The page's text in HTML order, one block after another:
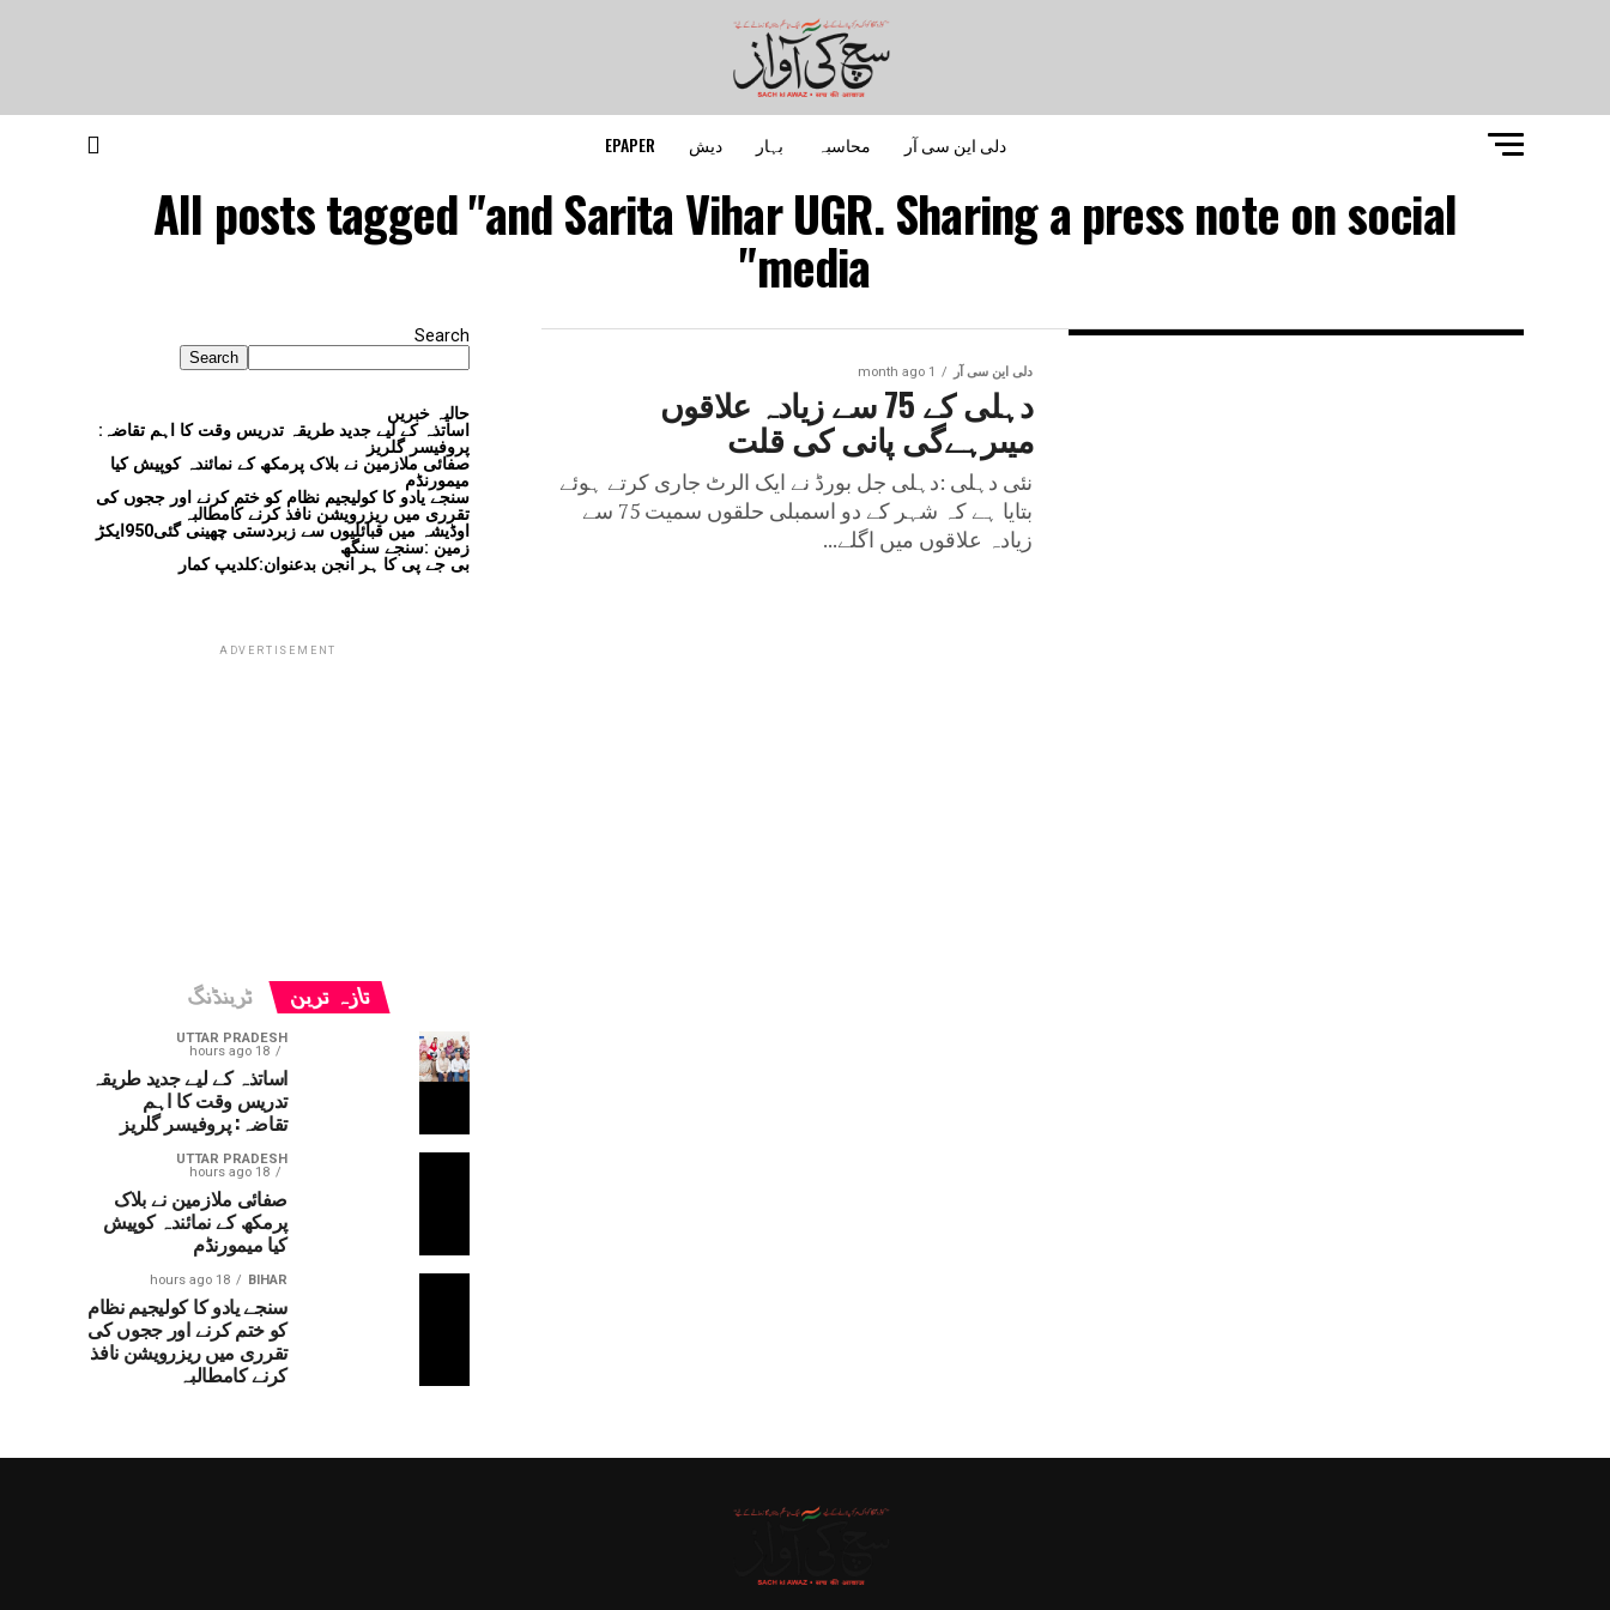
دلی این سی آر محاسبہ بہار دیش EPAPER
All posts tagged "and Sarita Vihar UGR. Sharing a press note on social
media"
دلی این سی آر 1 month ago
دہلی کے 75 سے زیادہ علاقوں
میںرہےگی پانی کی قلت
نئی دہلی :دہلی جل بورڈ نے ایک الرٹ جاری کرتے ہوئے
بتایا ہے کہ شہر کے دو اسمبلی حلقوں سمیت 75 سے
زیادہ علاقوں میں اگلے...
Search
Search
حالیہ خبریں
اساتذہ کے لیے جدید طریقہ تدریس وقت کا اہم تقاضہ:
پروفیسر گلریز
صفائی ملازمین نے بلاک پرمکھ کے نمائندہ کوپیش کیا
میمورنڈم
سنجے یادو کا کولیجیم نظام کو ختم کرنے اور ججوں کی
تقرری میں ریزرویشن نافذ کرنے کامطالبہ
اوڈیشہ میں قبائلیوں سے زبردستی چھینی گئی950ایکڑ
زمین :سنجے سنگھ
بی جے پی کا ہر انجن بدعنوان:کلدیپ کمار
ADVERTISEMENT
تازہ ترین ٹرینڈنگ
UTTAR PRADESH
18 hours ago
اساتذہ کے لیے جدید طریقہ
تدریس وقت کا اہم
تقاضہ: پروفیسر گلریز
UTTAR PRADESH
18 hours ago
صفائی ملازمین نے بلاک
پرمکھ کے نمائندہ کوپیش
کیا میمورنڈم
BIHAR
18 hours ago
سنجے یادو کا کولیجیم نظام
کو ختم کرنے اور ججوں کی
تقرری میں ریزرویشن نافذ
کرنے کامطالبہ